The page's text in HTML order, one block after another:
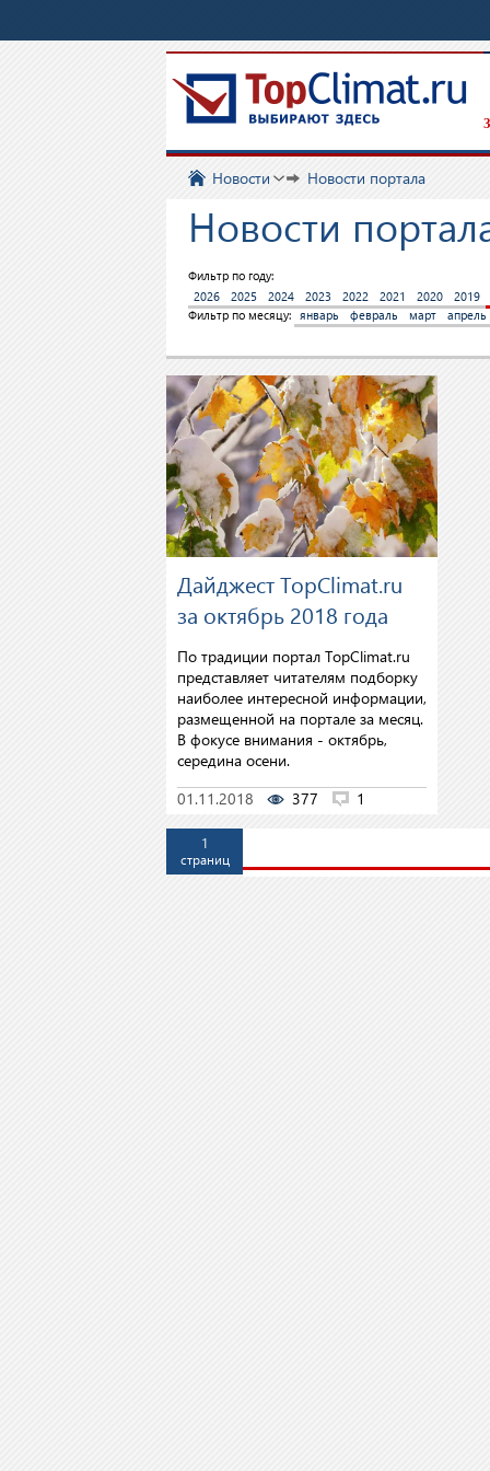
Новости Новости портала
Новости
Фильтр по году:
2026
2025 2024 2023 2022 2021 2020 2019
Фильтр по месяцу:
январь февраль март апрель
Дайджест TopClimat.ru
за октябрь 2018 года
По традиции портал TopClimat.ru
представляет читателям подборку
наиболее интересной информации,
размещенной на портале за месяц.
В фокусе внимания - октябрь,
середина осени.
01.11.2018
377 1
1
страниц